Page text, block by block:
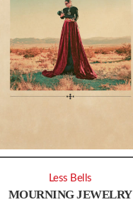
MOURNING JEWELRY
Less Bells